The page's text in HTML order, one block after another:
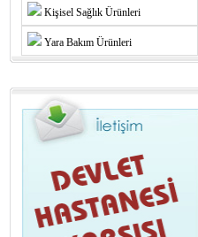
Kişisel Sağlık Ürünleri
Yara Bakım Ürünleri